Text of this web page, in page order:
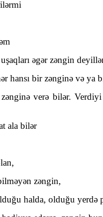
əgər zəngin
hansı bir zənginə və
zənginə verə bilər.
ala bilər
zəngin,
halda, olduğu yerdə